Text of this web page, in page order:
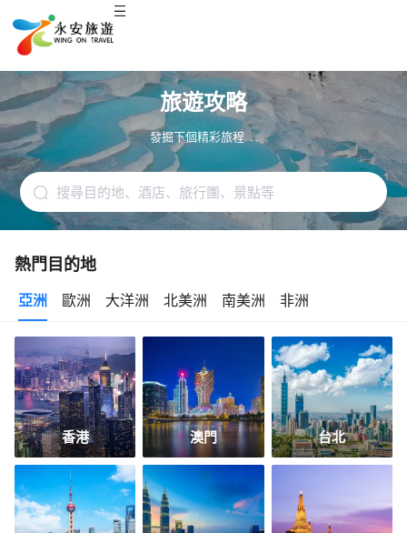
旅遊攻略
發掘下個精彩旅程. . .
熱門目的地
亞洲 歐洲 大洋洲 北美洲 南美洲 非洲
香港 澳門 台北